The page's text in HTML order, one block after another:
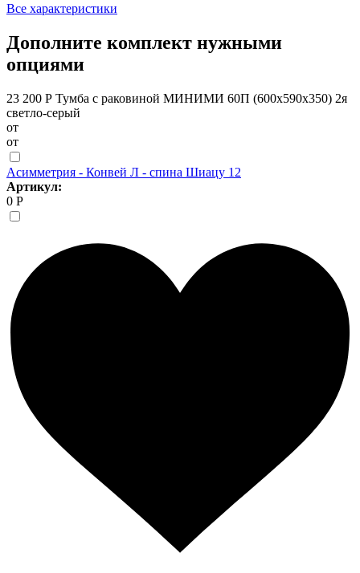
Все характеристики
Дополните комплект нужными
опциями
23 200 Р Тумба с раковиной МИНИМИ 60П (600x590x350) 2я
светло-серый
от
от
Асимметрия - Конвей Л - спина Шиацу 12
Артикул:
0 Р